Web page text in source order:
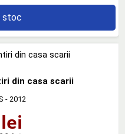
stoc
din casa scarii
- 2012
lei